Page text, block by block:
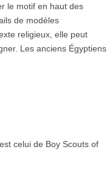
le motif en haut des
de modèles
religieux, elle peut
Les anciens Égyptiens
celui de Boy Scouts of